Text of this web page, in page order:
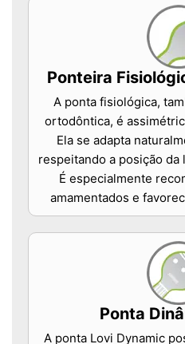
Ponteira
A ponta fisiológica,
ortodôntica, é
Ela se adapta
respeitando a posição da
É especialmente
amamentados e
Ponta
A ponta Lovi Dynamic